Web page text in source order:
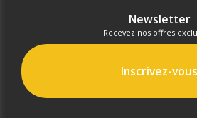
Newsletter
Recevez nos offres
Inscrivez-vous